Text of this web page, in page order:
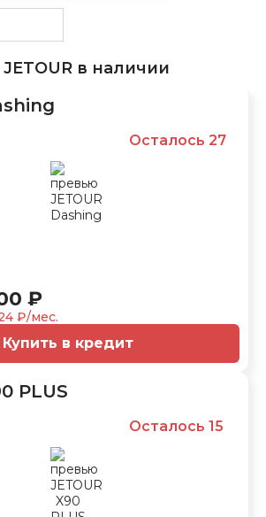
в наличии
Осталось 27
₽
₽/мес.
Купить в кредит
PLUS
Осталось 15